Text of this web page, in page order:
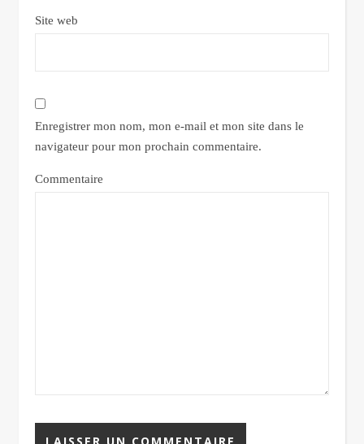
Site web
Enregistrer mon nom, mon e-mail et mon site dans le
navigateur pour mon prochain commentaire.
Commentaire